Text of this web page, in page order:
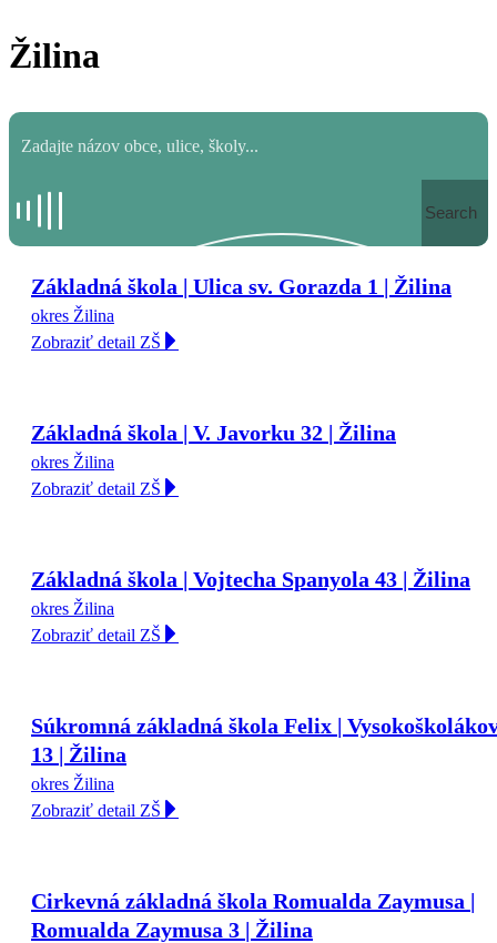
Žilina
Search
Základná škola | Ulica sv. Gorazda 1 | Žilina
okres Žilina
Zobraziť detail ZŠ
Základná škola | V. Javorku 32 | Žilina
okres Žilina
Zobraziť detail ZŠ
Základná škola | Vojtecha Spanyola 43 | Žilina
okres Žilina
Zobraziť detail ZŠ
Súkromná základná škola Felix |
13 | Žilina
okres Žilina
Zobraziť detail ZŠ
Cirkevná základná škola Romualda Zaymusa |
Romualda Zaymusa 3 | Žilina